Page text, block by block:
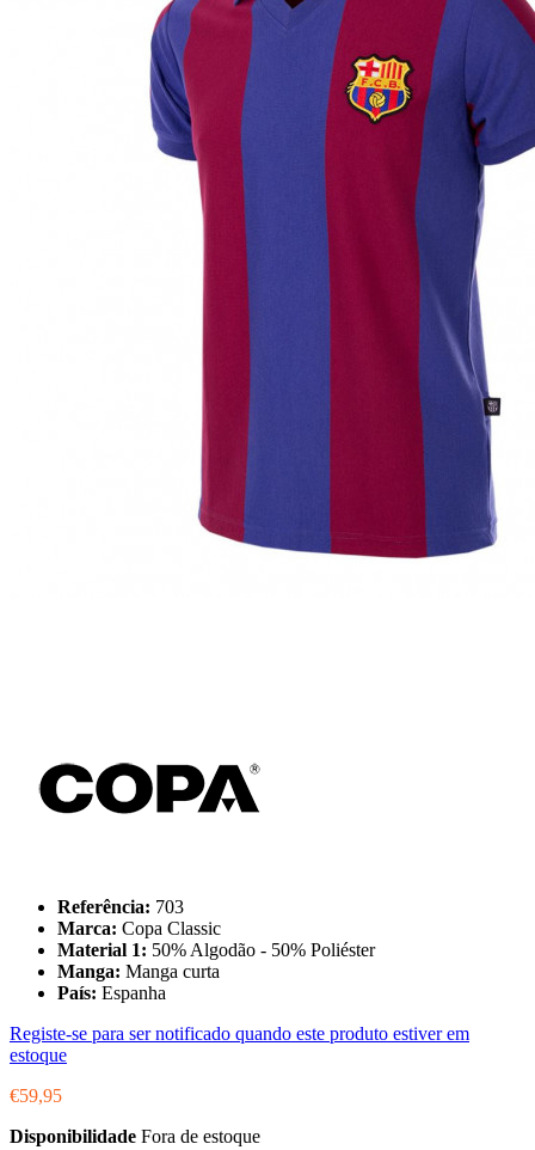
Referência: 703
Marca: Copa Classic
Material 1: 50% Algodão - 50% Poliéster
Manga: Manga curta
País: Espanha
Registe-se para ser notificado quando este produto estiver em
estoque
€59,95
Disponibilidade Fora de estoque